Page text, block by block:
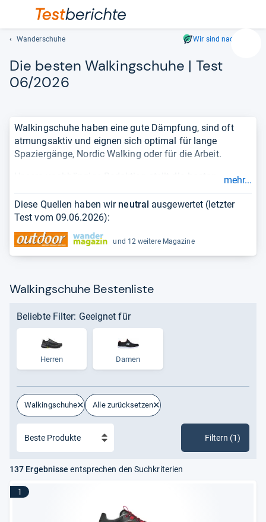
ein.
und
lassen
sich
Wanderschuhe Wir sind nachhaltig
Die bes­ten Wal­kingschuhe | Test
06/2026
Walkingschuhe haben eine gute Dämpfung, sind oft
atmungsaktiv und eignen sich optimal für lange
Spaziergänge, Nordic Walking oder für die Arbeit.
Bestenlistefür Sie bereit. Damit Sie sich einen
vollständigen und objektiven Überblick über die Qualität
wirTestergebnisseaus Fachmagazinen und zeigen die
Erfahrungenvon Kundinnen und Kunden.
mehr...
Diese Quellen haben wir neutral ausgewertet (letzter
Test vom 09.06.2026):
und 12 weitere Magazine
Walkingschuhe Bestenliste
Beliebte Filter: Geeignet für
Herren Damen
Walkingschuhe Alle zurücksetzen
Filtern (1)
137 Ergebnisse entsprechen den Suchkriterien
1